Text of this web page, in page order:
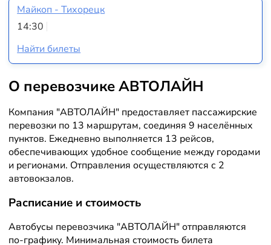
Майкоп - Тихорецк
14:30
Найти билеты
О перевозчике АВТОЛАЙН
Компания "АВТОЛАЙН" предоставляет пассажирские
перевозки по 13 маршрутам, соединяя 9 населённых
пунктов. Ежедневно выполняется 13 рейсов,
обеспечивающих удобное сообщение между городами
и регионами. Отправления осуществляются с 2
автовокзалов.
Расписание и стоимость
Автобусы перевозчика "АВТОЛАЙН" отправляются
по-графику. Минимальная стоимость билета